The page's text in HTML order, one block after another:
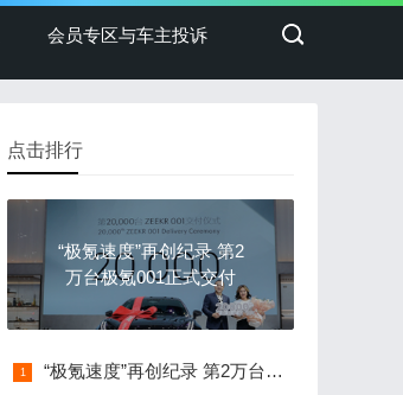
会员专区与车主投诉
点击排行
“极氪速度”再创纪录 第2
万台极氪001正式交付
“极氪速度”再创纪录 第2万台极氪001正式交付